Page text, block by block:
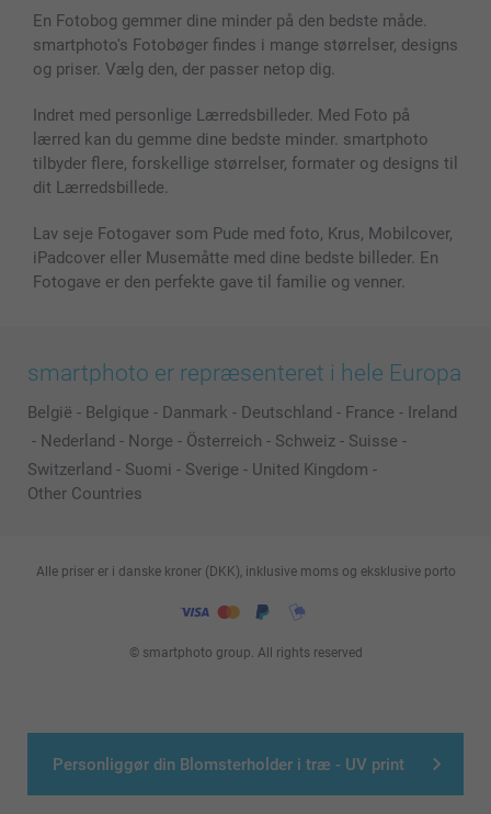
Personliggør din Blomsterholder i træ - UV print
En Fotobog gemmer dine minder på den bedste måde.
smartphoto's Fotobøger findes i mange størrelser, designs
og priser. Vælg den, der passer netop dig.
Indret med personlige Lærredsbilleder. Med Foto på
lærred kan du gemme dine bedste minder. smartphoto
tilbyder flere, forskellige størrelser, formater og designs til
dit Lærredsbillede.
Lav seje Fotogaver som Pude med foto, Krus, Mobilcover,
iPadcover eller Musemåtte med dine bedste billeder. En
Fotogave er den perfekte gave til familie og venner.
smartphoto er repræsenteret i hele Europa
België - Belgique - Danmark - Deutschland - France - Ireland
- Nederland - Norge - Österreich - Schweiz - Suisse -
Switzerland - Suomi - Sverige - United Kingdom -
Other Countries
© smartphoto group. All rights reserved
Alle priser er i danske kroner (DKK), inklusive moms og eksklusive porto